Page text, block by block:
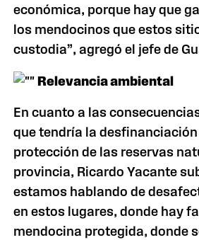
económica, porque hay que
los mendocinos que estos
custodia”, agregó el jefe de
Relevancia ambiental
En cuanto a las
que tendría la
protección de las reservas
provincia, Ricardo Yacante
estamos hablando de
en estos lugares, donde hay
mendocina protegida, donde